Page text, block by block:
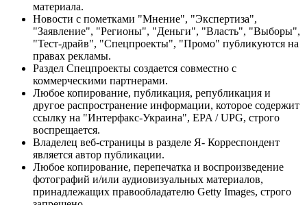
материала.
Новости с пометками "Мнение", "Экспертиза",
"Заявление", "Регионы", "Деньги", "Власть", "Выборы",
"Тест-драйв", "Спецпроекты", "Промо" публикуются на
правах рекламы.
Раздел Спецпроекты создается совместно с
коммерческими партнерами.
Любое копирование, публикация, републикация и
другое распространение информации, которое содержит
ссылку на "Интерфакс-Украина", EPA / UPG, строго
воспрещается.
Владелец веб-страницы в разделе Я- Корреспондент
является автор публикации.
Любое копирование, перепечатка и воспроизведение
фотографий и/или аудиовизуальных материалов,
принадлежащих правообладателю Getty Images, строго